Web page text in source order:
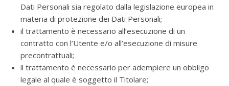
Dati Personali sia regolato dalla legislazione europea in
materia di protezione dei Dati Personali;
il trattamento è necessario all’esecuzione di un
contratto con l’Utente e/o all’esecuzione di misure
precontrattuali;
il trattamento è necessario per adempiere un obbligo
legale al quale è soggetto il Titolare;